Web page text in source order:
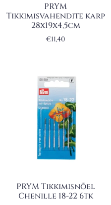
PRYM
Tikkimisvahendite karp
28x19x4,5cm
€11,40
PRYM Tikkimisnõel
Chenille 18-22 6tk